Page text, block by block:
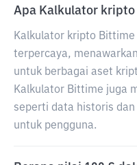
Apa Kalkulator
Kalkulator kripto
terpercaya,
untuk berbagai aset
Kalkulator Bittime juga
seperti data historis
untuk pengguna.